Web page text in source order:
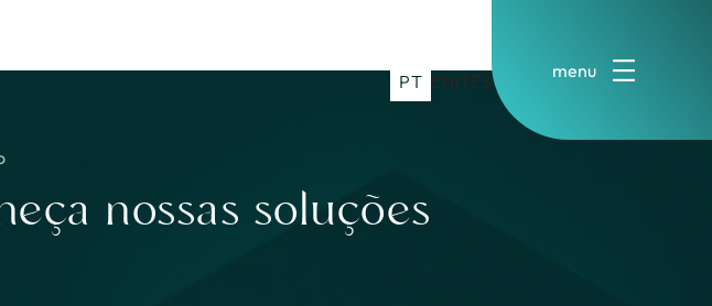
ENIT
PT ES
nossas soluções